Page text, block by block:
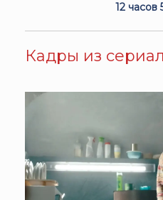
12 часов
Кадры из